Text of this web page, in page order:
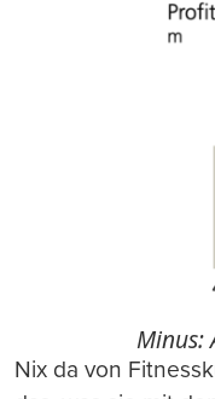
Minus:
Nix da von